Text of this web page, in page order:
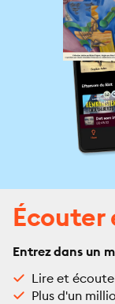
Écouter
Entrez dans un
Lire et
Plus d'un